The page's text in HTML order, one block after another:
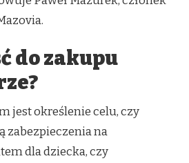
do zakupu
jest określenie celu, czy
zabezpieczenia na
dla dziecka, czy